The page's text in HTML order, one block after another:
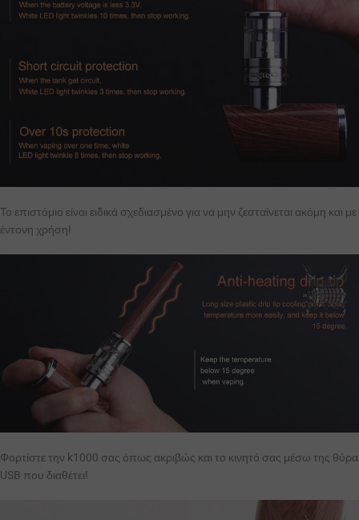
Το επιστόμιο είναι ειδικά σχεδιασμένο για να μην ζεσταίνεται ακόμη και με
έντονη χρήση!
Φορτίστε την k1000 σας όπως ακριβώς και το κινητό σας μέσω της θύρα
USB που διαθέτει!